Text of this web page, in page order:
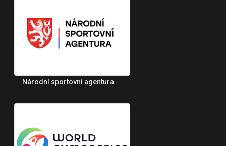
Národní sportovní agentura